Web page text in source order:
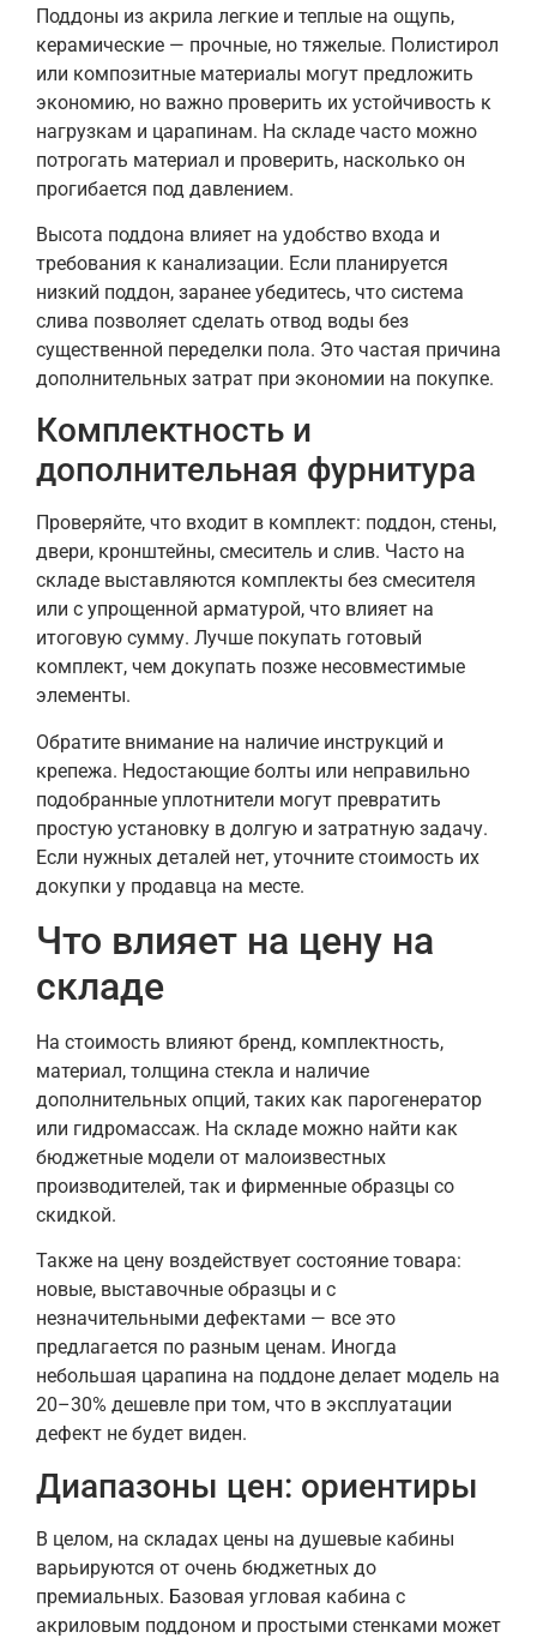
Поддоны из акрила легкие и теплые на ощупь,
керамические — прочные, но тяжелые. Полистирол
или композитные материалы могут предложить
экономию, но важно проверить их устойчивость к
нагрузкам и царапинам. На складе часто можно
потрогать материал и проверить, насколько он
прогибается под давлением.
Высота поддона влияет на удобство входа и
требования к канализации. Если планируется
низкий поддон, заранее убедитесь, что система
слива позволяет сделать отвод воды без
существенной переделки пола. Это частая причина
дополнительных затрат при экономии на покупке.
Комплектность и
дополнительная фурнитура
Проверяйте, что входит в комплект: поддон, стены,
двери, кронштейны, смеситель и слив. Часто на
складе выставляются комплекты без смесителя
или с упрощенной арматурой, что влияет на
итоговую сумму. Лучше покупать готовый
комплект, чем докупать позже несовместимые
элементы.
Обратите внимание на наличие инструкций и
крепежа. Недостающие болты или неправильно
подобранные уплотнители могут превратить
простую установку в долгую и затратную задачу.
Если нужных деталей нет, уточните стоимость их
докупки у продавца на месте.
Что влияет на цену на
складе
На стоимость влияют бренд, комплектность,
материал, толщина стекла и наличие
дополнительных опций, таких как парогенератор
или гидромассаж. На складе можно найти как
бюджетные модели от малоизвестных
производителей, так и фирменные образцы со
скидкой.
Также на цену воздействует состояние товара:
новые, выставочные образцы и с
незначительными дефектами — все это
предлагается по разным ценам. Иногда
небольшая царапина на поддоне делает модель на
20–30% дешевле при том, что в эксплуатации
дефект не будет виден.
Диапазоны цен: ориентиры
В целом, на складах цены на душевые кабины
варьируются от очень бюджетных до
премиальных. Базовая угловая кабина с
акриловым поддоном и простыми стенками может